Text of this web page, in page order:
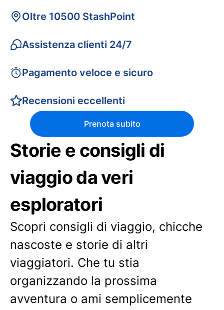
Oltre 10500 StashPoint
Assistenza clienti 24/7
Pagamento veloce e sicuro
Recensioni eccellenti
Prenota subito
Storie e consigli di
viaggio da veri
esploratori
Scopri consigli di viaggio, chicche
nascoste e storie di altri
viaggiatori. Che tu stia
organizzando la prossima
avventura o ami semplicemente